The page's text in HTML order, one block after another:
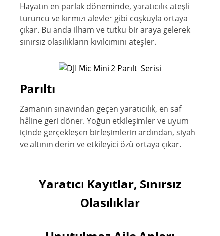
Hayatın en parlak döneminde, yaratıcılık ateşli
turuncu ve kırmızı alevler gibi coşkuyla ortaya
çıkar. Bu anda ilham ve tutku bir araya gelerek
sınırsız olasılıkların kıvılcımını ateşler.
Parıltı
Zamanın sınavından geçen yaratıcılık, en saf
hâline geri döner. Yoğun etkileşimler ve uyum
içinde gerçekleşen birleşimlerin ardından, siyah
ve altının derin ve etkileyici özü ortaya çıkar.
Yaratıcı Kayıtlar, Sınırsız
Olasılıklar